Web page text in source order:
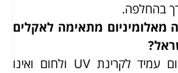
בהחלפה.
מאלומיניום מתאימה לאקלים
כן, האלומיניום עמיד לקרינת UV ולחום ואינו